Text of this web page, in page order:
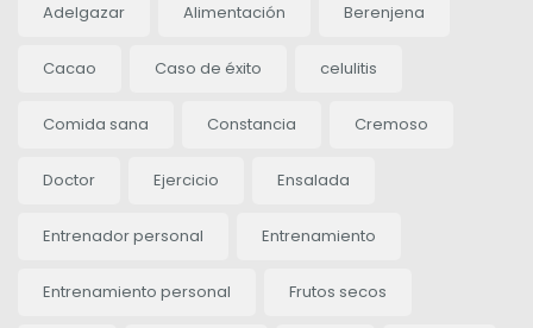
Adelgazar Alimentación Berenjena
Cacao Caso de éxito celulitis
Comida sana Constancia Cremoso
Doctor Ejercicio Ensalada
Entrenador personal Entrenamiento
Entrenamiento personal Frutos secos